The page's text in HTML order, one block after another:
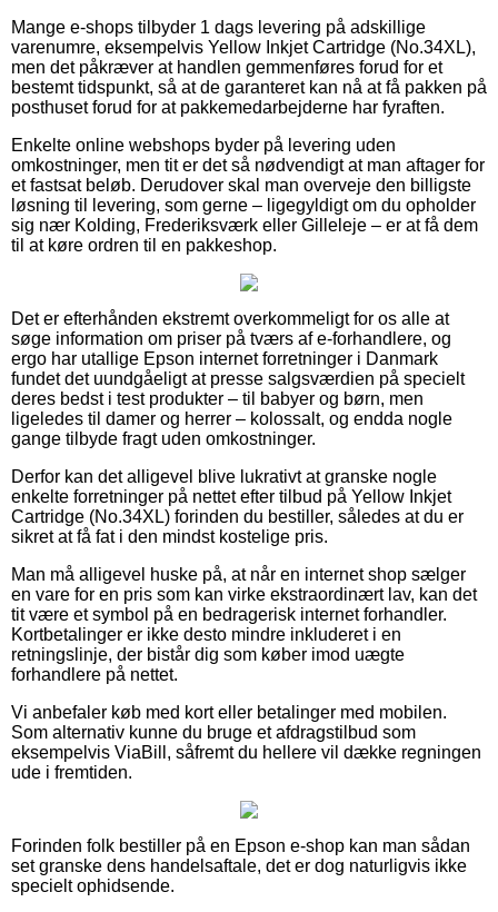
Mange e-shops tilbyder 1 dags levering på adskillige
varenumre, eksempelvis Yellow Inkjet Cartridge (No.34XL),
men det påkræver at handlen gemmenføres forud for et
bestemt tidspunkt, så at de garanteret kan nå at få pakken på
posthuset forud for at pakkemedarbejderne har fyraften.
Enkelte online webshops byder på levering uden
omkostninger, men tit er det så nødvendigt at man aftager for
et fastsat beløb. Derudover skal man overveje den billigste
løsning til levering, som gerne – ligegyldigt om du opholder
sig nær Kolding, Frederiksværk eller Gilleleje – er at få dem
til at køre ordren til en pakkeshop.
Det er efterhånden ekstremt overkommeligt for os alle at
søge information om priser på tværs af e-forhandlere, og
ergo har utallige Epson internet forretninger i Danmark
fundet det uundgåeligt at presse salgsværdien på specielt
deres bedst i test produkter – til babyer og børn, men
ligeledes til damer og herrer – kolossalt, og endda nogle
gange tilbyde fragt uden omkostninger.
Derfor kan det alligevel blive lukrativt at granske nogle
enkelte forretninger på nettet efter tilbud på Yellow Inkjet
Cartridge (No.34XL) forinden du bestiller, således at du er
sikret at få fat i den mindst kostelige pris.
Man må alligevel huske på, at når en internet shop sælger
en vare for en pris som kan virke ekstraordinært lav, kan det
tit være et symbol på en bedragerisk internet forhandler.
Kortbetalinger er ikke desto mindre inkluderet i en
retningslinje, der bistår dig som køber imod uægte
forhandlere på nettet.
Vi anbefaler køb med kort eller betalinger med mobilen.
Som alternativ kunne du bruge et afdragstilbud som
eksempelvis ViaBill, såfremt du hellere vil dække regningen
ude i fremtiden.
Forinden folk bestiller på en Epson e-shop kan man sådan
set granske dens handelsaftale, det er dog naturligvis ikke
specielt ophidsende.